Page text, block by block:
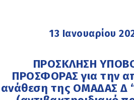
13 Ιανουαρίου
ΠΡΟΣΚΛΗΣΗ
ΠΡΟΣΦΟΡΑΣ για την
ανάθεση της ΟΜΑΔΑΣ Δ